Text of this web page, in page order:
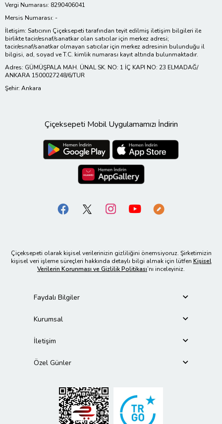
Vergi Numarası: 8290406041
Mersis Numarası: -
İletişim: Satıcının Çiçeksepeti tarafından teyit edilmiş iletişim bilgileri ile
birlikte tacir/esnaf/sanatkar olan satıcılar için merkez adresi;
tacir/esnaf/sanatkar olmayan satıcılar için merkez adresinin bulunduğu il
bilgisi, ad, soyad ve T.C. kimlik numarası kayıt altında bulunmaktadır.
Adres: GÜMÜŞPALA MAH. ÜNAL SK. NO: 1 İÇ KAPI NO: 23 ELMADAĞ/
ANKARA 1500027248/6/TUR
Şehir: Ankara
Çiçeksepeti Mobil Uygulamamızı İndirin
Çiçeksepeti olarak kişisel verilerinizin gizliliğini önemsiyoruz. Şirketimizin
kişisel veri işleme süreçleri hakkında detaylı bilgi almak için lütfen Kişisel
Verilerin Korunması ve Gizlilik Politikası’nı inceleyiniz.
Faydalı Bilgiler
Kurumsal
İletişim
Özel Günler